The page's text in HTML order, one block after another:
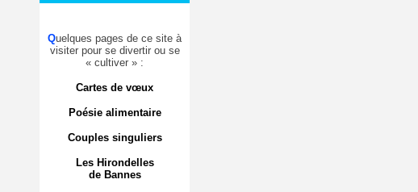
Quelques pages de ce site à
visiter pour se divertir ou se
« cultiver » :
Cartes de vœux
Poésie alimentaire
Couples singuliers
Les Hirondelles
de Bannes